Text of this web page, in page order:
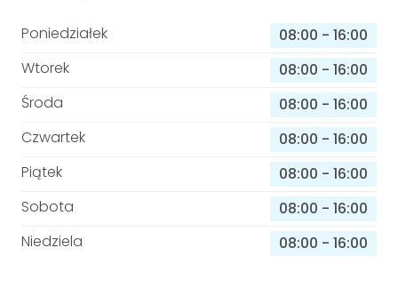
Poniedziałek 08:00 - 16:00
Wtorek
08:00 - 16:00
Środa
08:00 - 16:00
Czwartek
08:00 - 16:00
Piątek
08:00 - 16:00
Sobota
08:00 - 16:00
Niedziela
08:00 - 16:00